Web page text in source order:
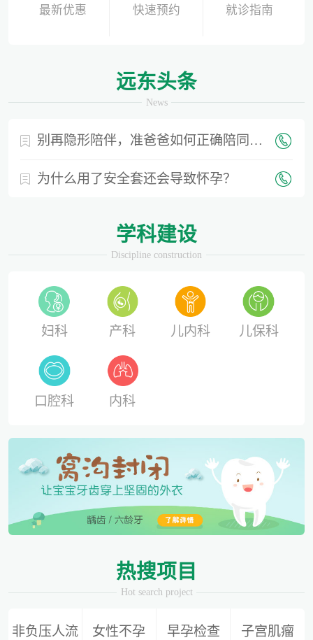
最新优惠 快速预约 就诊指南
远东头条
News
别再隐形陪伴，准爸爸如何正确陪同产检？
为什么用了安全套还会导致怀孕？
学科建设
Discipline construction
妇科 产科 儿内科 儿保科
口腔科 内科
热搜项目
Hot search project
非负压人流 女性不孕 早孕检查 子宫肌瘤